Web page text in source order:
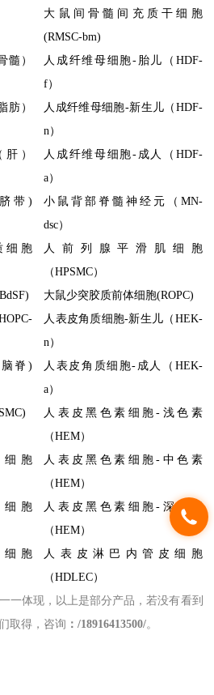
大鼠间骨髓间充质干细胞
(RMSC-bm)
髓）
人成纤维母细胞-胎儿（HDF-
f）
肪）
人成纤维母细胞-新生儿（HDF-
n）
）
人成纤维母细胞-成人（HDF-
a）
带)
小鼠背部脊髓神经元（MN-
dsc）
细胞
人前列腺平滑肌细胞
（HPSMC）
大鼠少突胶质前体细胞(ROPC)
人表皮角质细胞-新生儿（HEK-
n）
脊)
人表皮角质细胞-成人（HEK-
a）
人表皮黑色素细胞-浅色素
（HEM）
胞
人表皮黑色素细胞-中色素
（HEM）
胞
人表皮黑色素细胞-深色素
（HEM）
胞
人表皮淋巴内管皮细胞
（HDLEC）
一体现 ， 以上是部分产品，若没有看到
取得，咨询 ：/18916413500/。